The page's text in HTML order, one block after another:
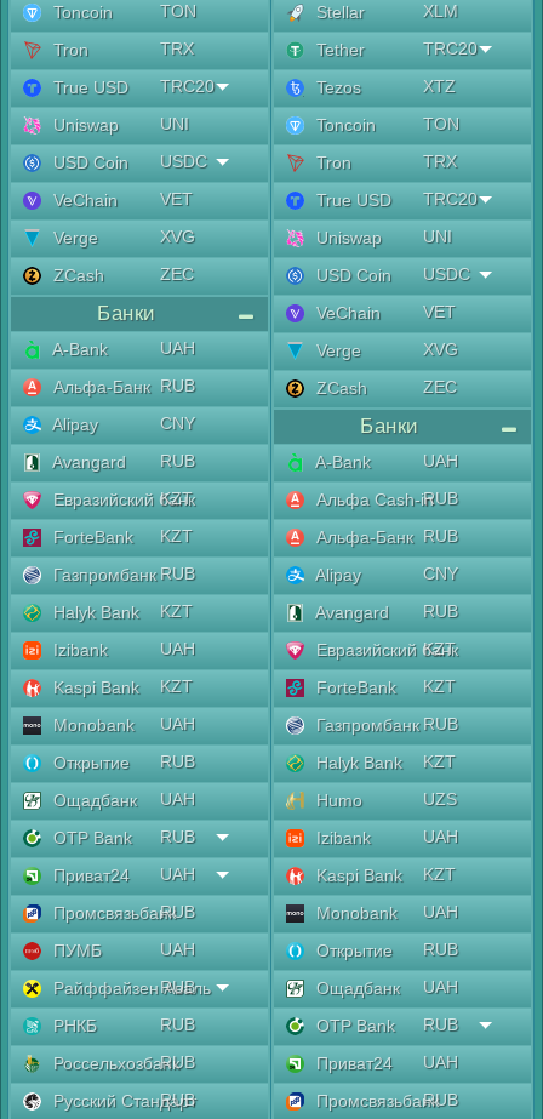
Toncoin
TON
Tron
TRX
True USD
TRC20
Uniswap
UNI
USD Coin
USDC
VeChain
VET
Verge
XVG
ZCash
ZEC
Банки
A-Bank
UAH
Альфа-Банк RUB
Alipay
CNY
Avangard
RUB
Евразийский банк
KZT
ForteBank
KZT
Газпромбанк RUB
Halyk Bank
KZT
Izibank
UAH
Kaspi Bank
KZT
Monobank
UAH
Открытие
RUB
Ощадбанк
UAH
OTP Bank
RUB
Приват24
UAH
ПромсвязьбанкRUB
ПУМБ
UAH
Райффайзен Аваль
RUB
РНКБ
RUB
РоссельхозбанкRUB
Русский Стандарт
RUB
Stellar
XLM
Tether
TRC20
Tezos
XTZ
Toncoin
TON
Tron
TRX
True USD
TRC20
Uniswap
UNI
USD Coin
USDC
VeChain
VET
Verge
XVG
ZCash
ZEC
Банки
A-Bank
UAH
Альфа Cash-inRUB
Альфа-Банк RUB
Alipay
CNY
Avangard
RUB
Евразийский банк
KZT
ForteBank
KZT
Газпромбанк RUB
Halyk Bank
KZT
Humo
UZS
Izibank
UAH
Kaspi Bank
KZT
Monobank
UAH
Открытие
RUB
Ощадбанк
UAH
OTP Bank
RUB
Приват24
UAH
ПромсвязьбанкRUB